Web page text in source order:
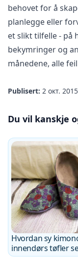
behovet for å
planlegge eller
et slikt tilfelle - på
bekymringer og
månedene, alle
Publisert: 2 окт.
Du vil kanskje
Hvordan sy
innendørs tøfler